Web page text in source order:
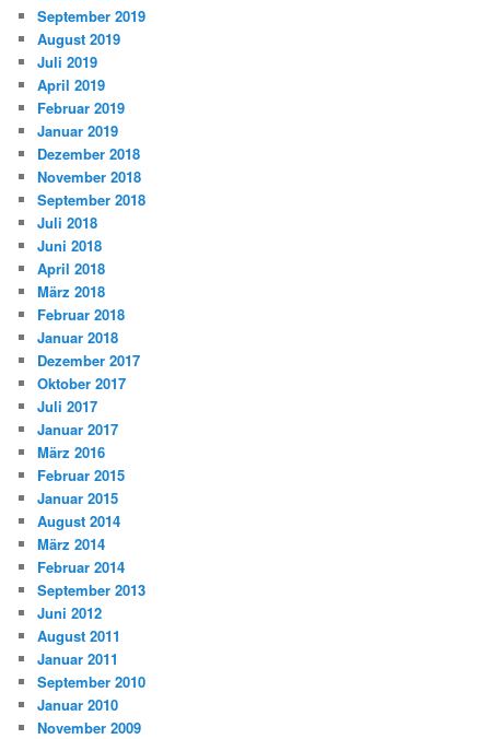
September 2019
August 2019
Juli 2019
April 2019
Februar 2019
Januar 2019
Dezember 2018
November 2018
September 2018
Juli 2018
Juni 2018
April 2018
März 2018
Februar 2018
Januar 2018
Dezember 2017
Oktober 2017
Juli 2017
Januar 2017
März 2016
Februar 2015
Januar 2015
August 2014
März 2014
Februar 2014
September 2013
Juni 2012
August 2011
Januar 2011
September 2010
Januar 2010
November 2009